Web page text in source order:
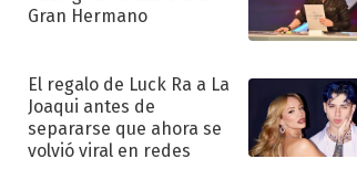
Gran Hermano
El regalo de Luck Ra a La
Joaqui antes de
separarse que ahora se
volvió viral en redes